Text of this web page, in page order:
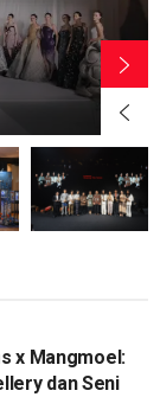
x Mangmoel:
dan Seni